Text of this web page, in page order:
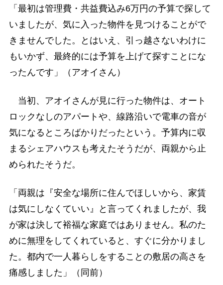
「最初は管理費・共益費込み6万円の予算で探して
いましたが、気に入った物件を見つけることがで
きませんでした。とはいえ、引っ越さないわけに
もいかず、最終的には予算を上げて探すことにな
ったんです」（アオイさん）
当初、アオイさんが見に行った物件は、オート
ロックなしのアパートや、線路沿いで電車の音が
気になるところばかりだったという。予算内に収
まるシェアハウスも考えたそうだが、両親から止
められたそうだ。
「両親は『安全な場所に住んでほしいから、家賃
は気にしなくていい』と言ってくれましたが、我
が家は決して裕福な家庭ではありません。私のた
めに無理をしてくれていると、すぐに分かりまし
た。都内で一人暮らしをすることの敷居の高さを
痛感しました」（同前）